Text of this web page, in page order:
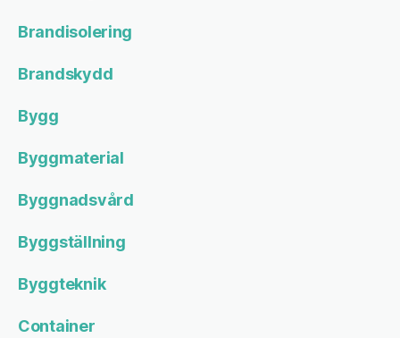
Brandisolering
Brandskydd
Bygg
Byggmaterial
Byggnadsvård
Byggställning
Byggteknik
Container